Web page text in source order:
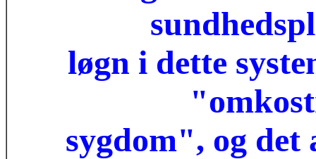
løgn i dette
sygdom", og